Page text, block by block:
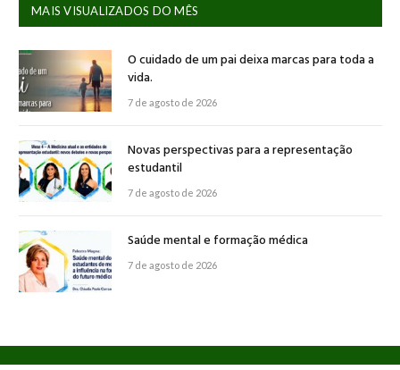
MAIS VISUALIZADOS DO MÊS
O cuidado de um pai deixa marcas para toda a
vida.
7 de agosto de 2026
Novas perspectivas para a representação
estudantil
7 de agosto de 2026
Saúde mental e formação médica
7 de agosto de 2026